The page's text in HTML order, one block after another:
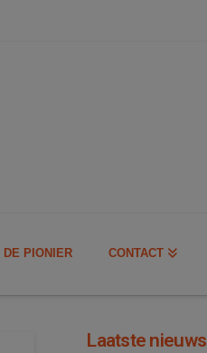
DE PIONIER CONTACT
Laatste nieuws